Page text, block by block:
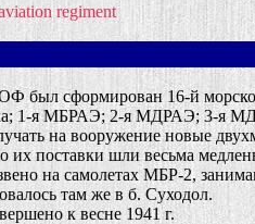
regiment
сформирован 16-й
1-я МБРАЭ; 2-я МДРАЭ; 3-я
на вооружение новые
поставки шли весьма
на самолетах МБР-2,
там же в б. Суходол.
к весне 1941 г.